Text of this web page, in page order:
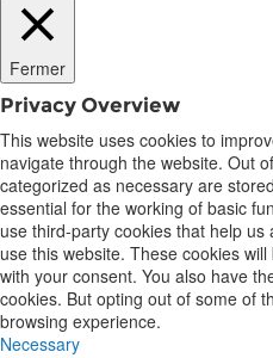
Fermer
Privacy Overview
This website uses cookies to
navigate through the website. Out
categorized as necessary are
essential for the working of basic
use third-party cookies that help
use this website. These cookies
with your consent. You also have
cookies. But opting out of some of
browsing experience.
Necessary